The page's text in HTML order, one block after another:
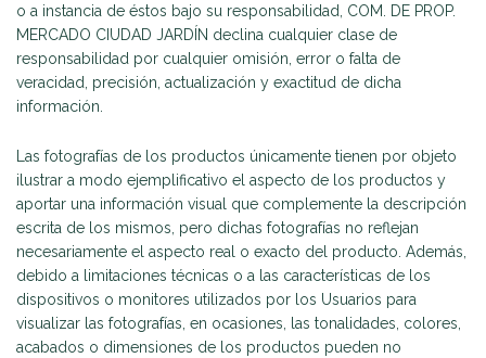
o a instancia de éstos bajo su responsabilidad, COM. DE PROP.
MERCADO CIUDAD JARDÍN declina cualquier clase de
responsabilidad por cualquier omisión, error o falta de
veracidad, precisión, actualización y exactitud de dicha
información.
Las fotografías de los productos únicamente tienen por objeto
ilustrar a modo ejemplificativo el aspecto de los productos y
aportar una información visual que complemente la descripción
escrita de los mismos, pero dichas fotografías no reflejan
necesariamente el aspecto real o exacto del producto. Además,
debido a limitaciones técnicas o a las características de los
dispositivos o monitores utilizados por los Usuarios para
visualizar las fotografías, en ocasiones, las tonalidades, colores,
acabados o dimensiones de los productos pueden no